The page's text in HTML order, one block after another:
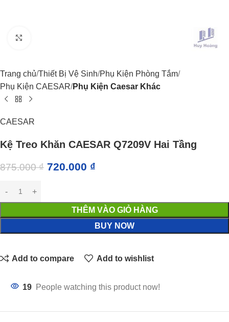
Trang chủ Thiết Bị Vệ Sinh Phụ Kiện Phòng Tắm
Phụ Kiện CAESAR Phụ Kiện Caesar Khác
CAESAR
Kệ Treo Khăn CAESAR Q7209V Hai Tầng
875.000₫ 720.000 ₫
THÊM VÀO GIỎ HÀNG
BUY NOW
Add to compare Add to wishlist
19 People watching this product now!